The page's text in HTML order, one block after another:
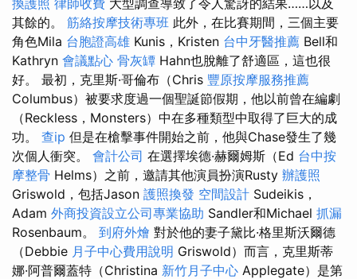
換護照 律師收費 大型調查導致了令人驚訝的結果……以及
其餘的。 筋絡按摩技術專班 此外，在比賽期間，三個主要
角色Mila 台胞證高雄 Kunis，Kristen 台中牙醫推薦 Bell和
Kathryn 會議點心 骨灰罈 Hahn也脫離了舒適區，這也很
好。 最初，克里斯·哥倫布（Chris 豐原按摩服務推薦
Columbus）被要求度過一個聖誕節假期，他以前曾在編劇
（Reckless，Monsters）中在多種類型中取得了巨大的成
功。 查ip 但是在槍擊事件開始之前，他與Chase發生了幾
次個人衝突。 會計公司 在選擇埃德·赫爾姆斯（Ed 台中按
摩整骨 Helms）之前，邀請其他演員扮演Rusty 辦護照
Griswold，包括Jason 護照換發 空間設計 Sudeikis，
Adam 外商投資設立公司專業協助 Sandler和Michael 抓漏
Rosenbaum。 到府外燴 對於他的妻子黛比·格里斯沃爾德
（Debbie 月子中心費用說明 Griswold）而言，克里斯蒂
娜·阿普爾蓋特（Christina 新竹月子中心 Applegate）是第